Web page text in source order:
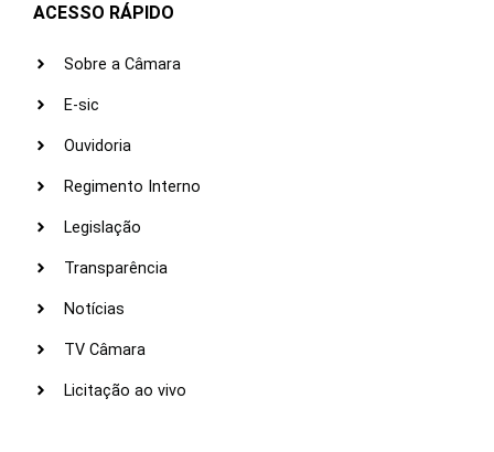
ACESSO RÁPIDO
Sobre a Câmara
E-sic
Ouvidoria
Regimento Interno
Legislação
Transparência
Notícias
TV Câmara
Licitação ao vivo